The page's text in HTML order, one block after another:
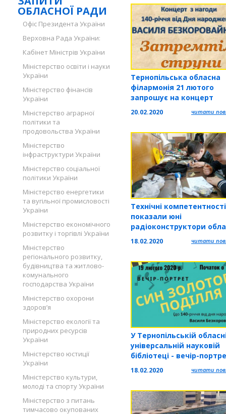
ОБЛАСНОЇ РАДИ
Офіс Президента України
Верховна Рада України:
Кабінет Міністрів України
Міністерство освіти і науки
України
Міністерство фінансів
України
Міністерство аграрної
політики та
продовольства України
Міністерство
інфраструктури України
Міністерство соціальної
політики України
Міністерство енергетики
та вугільної промисловості
України
Міністерство економічного
розвитку і торгівлі України
Міністерство
регіонального розвитку,
будівництва та житлово-
комунального
господарства України
Міністерство охорони
здоров’я
Міністерство екології та
природних ресурсів
України
Міністерство юстиції
України
Міністерство культури,
молоді та спорту України
Міністерство з питань
тимчасово окупованих
Тернопільська обласна
філармонія 21 лютого
запрошує на концерт
"Затремтіли струни"
20.02.2020 читати
Технічні компетентності
показали юні
радіоконструктори
18.02.2020 читати
У Тернопільській
універсальній науковій
бібліотеці - вечір-
присвячений 140-річчю
Безкоровайного
18.02.2020 читати